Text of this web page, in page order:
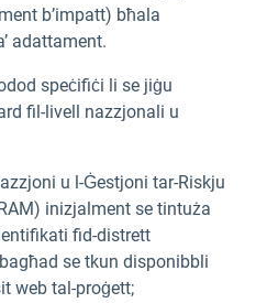
b’impatt) bħala
adattament.
speċifiċi li se jiġu
fil-livell nazzjonali u
u l-Ġestjoni tar-Riskju
inizjalment se tintuża
fid-distrett
se tkun disponibbli
web tal-proġett;